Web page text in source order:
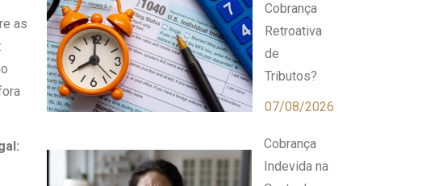
as
Cobrança
Retroativa
de
Tributos?
07/08/2026
Cobrança
Indevida na